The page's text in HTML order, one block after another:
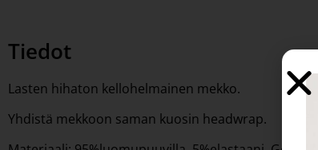
Tiedot
Lasten hihaton kellohelmainen mekko.
Yhdistä mekkoon saman kuosin headwrap.